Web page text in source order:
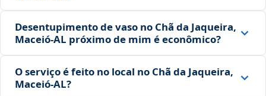
Desentupimento de vaso no Chã da Jaqueira,
Maceió‑AL próximo de mim é econômico?
O serviço é feito no local no Chã da Jaqueira,
Maceió‑AL?